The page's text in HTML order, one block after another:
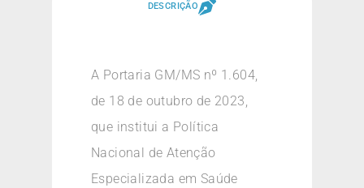
DESCRIÇÃO
A Portaria GM/MS nº 1.604,
de 18 de outubro de 2023,
que institui a Política
Nacional de Atenção
Especializada em Saúde